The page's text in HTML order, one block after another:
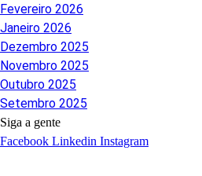
Fevereiro 2026
Janeiro 2026
Dezembro 2025
Novembro 2025
Outubro 2025
Setembro 2025
Siga a gente
Facebook Linkedin Instagram